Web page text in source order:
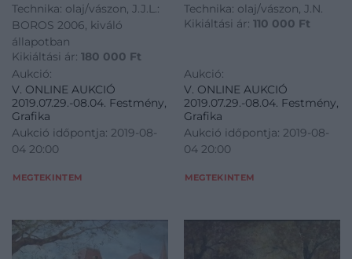
Technika: olaj/vászon, J.J.L.:
BOROS 2006, kiváló
állapotban
Kikiáltási ár: 180 000 Ft
Aukció:
V. ONLINE AUKCIÓ
2019.07.29.-08.04. Festmény,
Grafika
Aukció időpontja: 2019-08-
04 20:00
MEGTEKINTEM
Technika: olaj/vászon, J.N.
Kikiáltási ár: 110 000 Ft
Aukció:
V. ONLINE AUKCIÓ
2019.07.29.-08.04. Festmény,
Grafika
Aukció időpontja: 2019-08-
04 20:00
MEGTEKINTEM